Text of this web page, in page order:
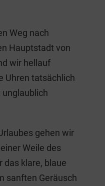
Weg nach
Hauptstadt von
wir hellauf
Uhren tatsächlich
unglaublich
gehen wir
Weile des
das klare, blaue
sanften Geräusch